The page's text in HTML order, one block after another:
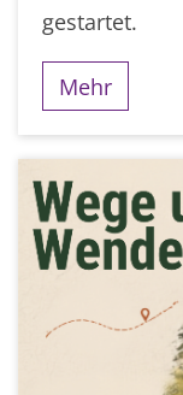
gestartet.
Mehr